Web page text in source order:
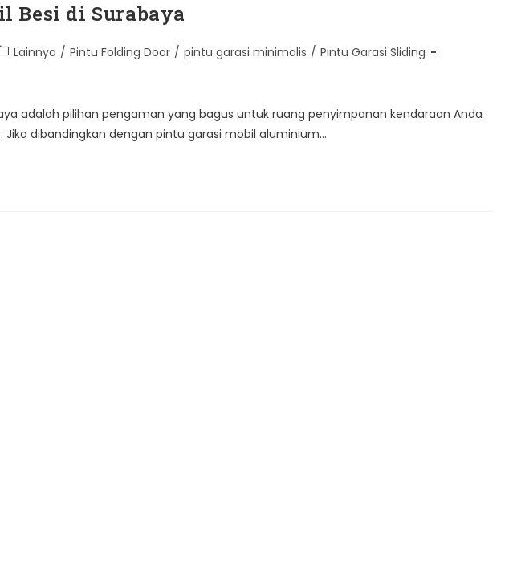
Besi di Surabaya
Lainnya / Pintu Folding Door / pintu garasi minimalis / Pintu Garasi Sliding
adalah pilihan pengaman yang bagus untuk ruang penyimpanan kendaraan Anda
dibandingkan dengan pintu garasi mobil aluminium…